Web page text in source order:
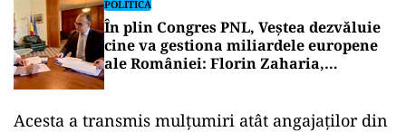
POLITICĂ
În plin Congres PNL, Veștea dezvăluie
cine va gestiona miliardele europene
ale României: Florin Zaharia,
Acesta a transmis mulțumiri atât angajaților din